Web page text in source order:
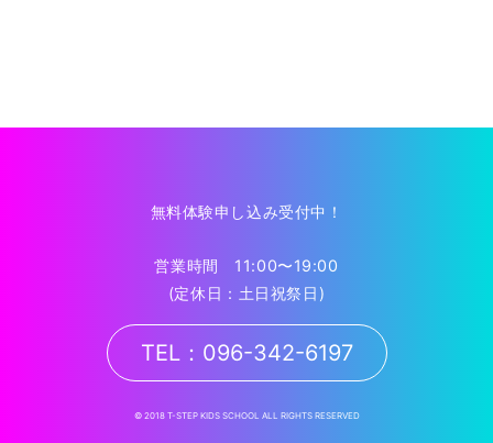
無料体験申し込み受付中！
営業時間 11:00〜19:00
(定休日：土日祝祭日)
TEL：096-342-6197
© 2018 T-STEP KIDS SCHOOL ALL RIGHTS RESERVED